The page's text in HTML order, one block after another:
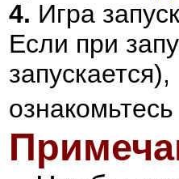
4. Игра
Если при
запускается),
ознакомьтесь